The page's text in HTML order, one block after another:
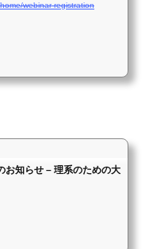
webinar-registration
お知らせ – 理系のための大